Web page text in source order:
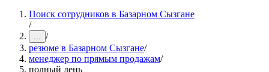
Поиск сотрудников в Базарном Сызгане
/
... /
резюме в Базарном Сызгане/
менеджер по прямым продажам/
полный день